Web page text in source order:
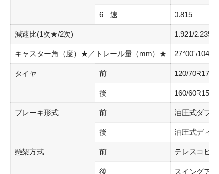
6 速 0.815
減速比(1次★/2次) 1.921/2.235
キャスター角（度）★／トレール量（mm）★ 27°00´/104
タイヤ 前 120/
後 160/
ブレーキ形式 前 油圧式ダブ
後 油圧式ディ
懸架方式 前 テレスコピ
後 スイングア